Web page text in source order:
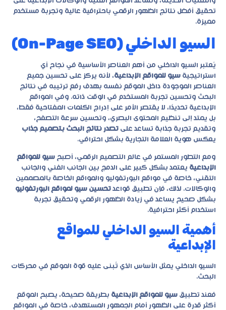
تحقيق أفضل نتائج الظهور الرقمي باحترافية عالية وتجربة مستخدم
مميزة.
السيو الداخلي (On-Page SEO)
يُعتبر السيو الداخلي من أهم العناصر الأساسية في نجاح أي
استراتيجية سيو للمواقع الإبداعية، لأنه يركز على تحسين جميع
العناصر الموجودة داخل الموقع نفسه بهدف رفع ترتيبه في نتائج
البحث وتحسين تجربة المستخدم في الوقت ذاته. وفي المواقع
الإبداعية تحديدًا، لا يقتصر الأمر على إدراج الكلمات المفتاحية فقط،
بل يمتد إلى تنظيم المحتوى البصري، وتحسين سرعة التصفح،
وتقديم تجربة جذابة تساعد على تصدر نتائج البحث بتصميم جذاب
يعكس هوية العلامة التجارية بشكل احترافي.
ومع التطور المستمر في عالم التصميم الرقمي، أصبح سيو للمواقع
الإبداعية يعتمد بشكل كبير على الدمج بين الجانب الفني والجانب
التقني، خاصة في مواقع البورتفوليو والمواقع الخاصة بالمصممين
والوكالات. لذلك، فإن تطبيق قواعد تحسين سيو لمواقع البورتفوليو
بشكل صحيح يساعد في زيادة الظهور الرقمي وتحقيق تجربة
استخدام أكثر احترافية.
أهمية السيو الداخلي للمواقع
الإبداعية
السيو الداخلي يمثل الأساس الذي تُبنى عليه قوة الموقع في محركات
البحث.
فعند تطبيق سيو للمواقع الإبداعية بطريقة صحيحة، يصبح الموقع
أكثر قدرة على الظهور أمام الجمهور المستهدف، خاصة في المواقع